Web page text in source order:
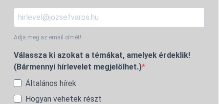
Adja meg az email címét!
Válassza ki azokat a témákat, amelyek érdeklik!
(Bármennyi hírlevelet megjelölhet.)
Általános hírek
Hogyan vehetek részt